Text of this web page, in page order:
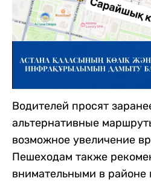
Водителей просят
альтернативные
возможное увеличение
Пешеходам также
внимательными в районе